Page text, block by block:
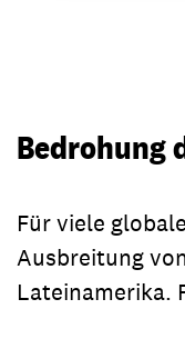
Bedrohung
Für viele
Ausbreitung
Lateinamerika.